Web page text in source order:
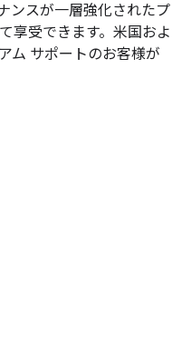
ンスが一層強化されたプ
享受できます。米国およ
ム サポートのお客様が